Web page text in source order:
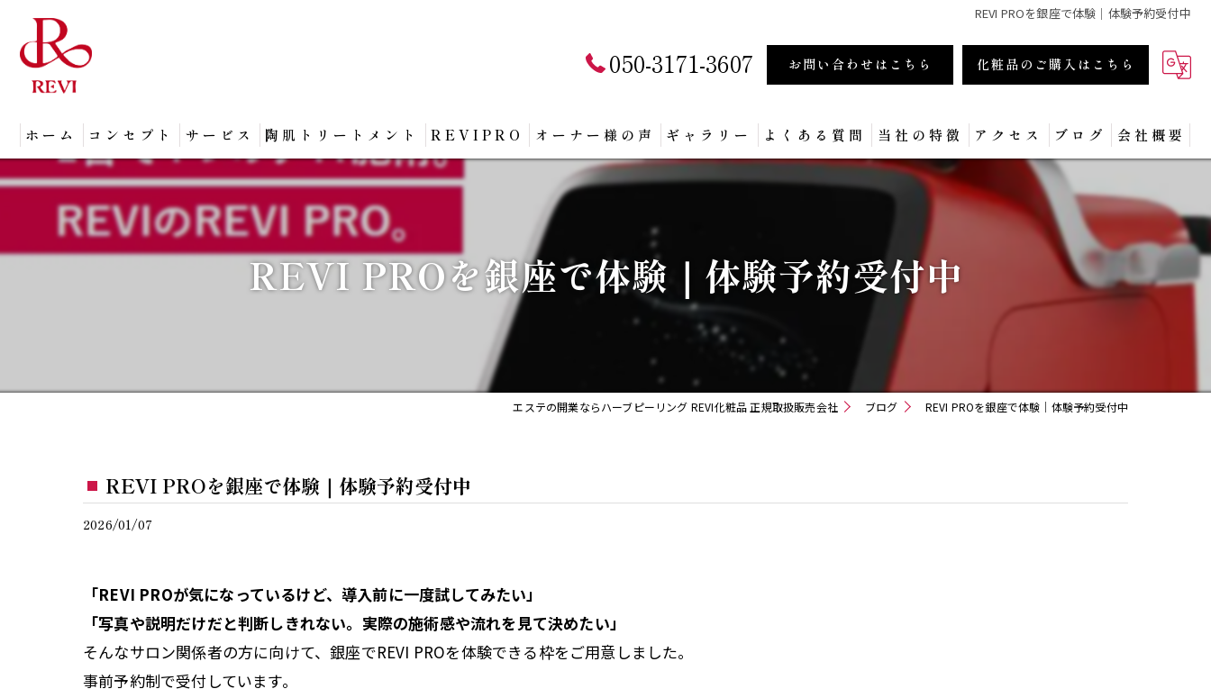
REVI PROを銀座で体験｜体験予約受付中
050-3171-3607 お問い合わせはこちら 化粧品のご購入はこちら
ホーム コンセプト サービス 陶肌トリートメント REVIPRO オーナー様の声 ギャラリー よくある質問 当社の特徴
商材
化粧品
フェイシャル
集客
セミナー
アクセス ブログ 会社概要
REVI PROを銀座で体験｜体験予約受付中
エステの開業ならハーブピーリング REVI化粧品 正規取扱販売会社 ブログ REVI PROを銀座で体験｜体験予約受付中
REVI PROを銀座で体験｜体験予約受付中
2026/01/07
「REVI PROが気になっているけど、導入前に一度試してみたい」
「写真や説明だけだと判断しきれない。実際の施術感や流れを見て決めたい」
そんなサロン関係者の方に向けて、銀座でREVI PROを体験できる枠をご用意しました。
事前予約制で受付しています。